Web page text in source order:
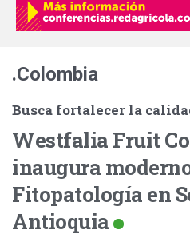
.Colombia
Busca fortalecer la
Westfalia Fruit
inaugura
Fitopatología en
Antioquia